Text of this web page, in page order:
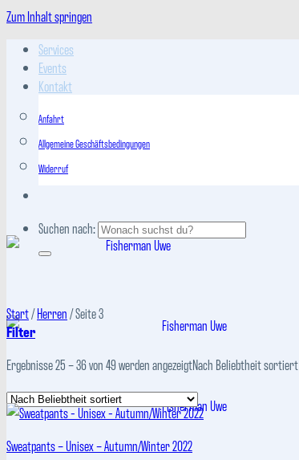
Zum Inhalt springen
Services
Events
Kontakt
Anfahrt
Allgemeine Geschäftsbedingungen
Widerruf
Suchen nach:
Start/Herren/Seite 3
Filter
Ergebnisse 25 – 36 von 49 werden angezeigtNach Beliebtheit sortiert
Sweatpants – Unisex – Autumn/Winter 2022